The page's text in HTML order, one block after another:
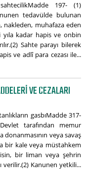
197- (1)
tedavülde bulunan
nakleden, muhafaza eden
kadar hapis ve onbin
Sahte parayı bilerek
ve adlî para cezası ile...
VE CEZALARI
gasbıMadde 317-
tarafından memur
donanmasının veya savaş
bir kale veya müstahkem
bir liman veya şehrin
verilir.(2) Kanunen yetkili...